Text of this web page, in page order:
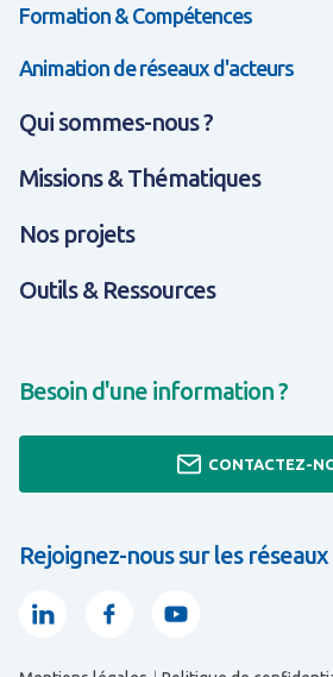
Formation & Compétences
Animation de réseaux d'acteurs
Qui sommes-nous ?
Missions & Thématiques
Nos projets
Outils & Ressources
Besoin d'une information ?
CONTACTEZ-
Rejoignez-nous sur les réseaux
LinkedinFacebookYoutube